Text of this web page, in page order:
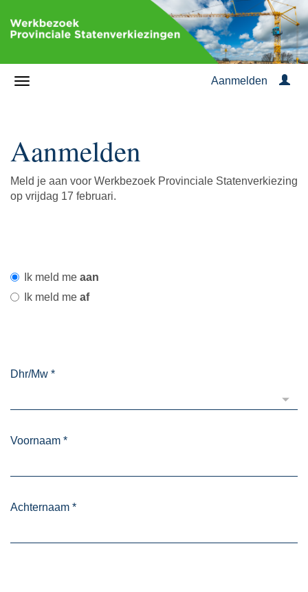
Aanmelden
Aanmelden
Meld je aan voor Werkbezoek Provinciale Statenverkiezing
op vrijdag 17 februari.
Ik meld me aan
Ik meld me af
Dhr/Mw *
Voornaam *
Achternaam *